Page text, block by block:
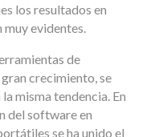
los resultados en
evidentes.
de
crecimiento, se
misma tendencia. En
del software en
se ha unido el